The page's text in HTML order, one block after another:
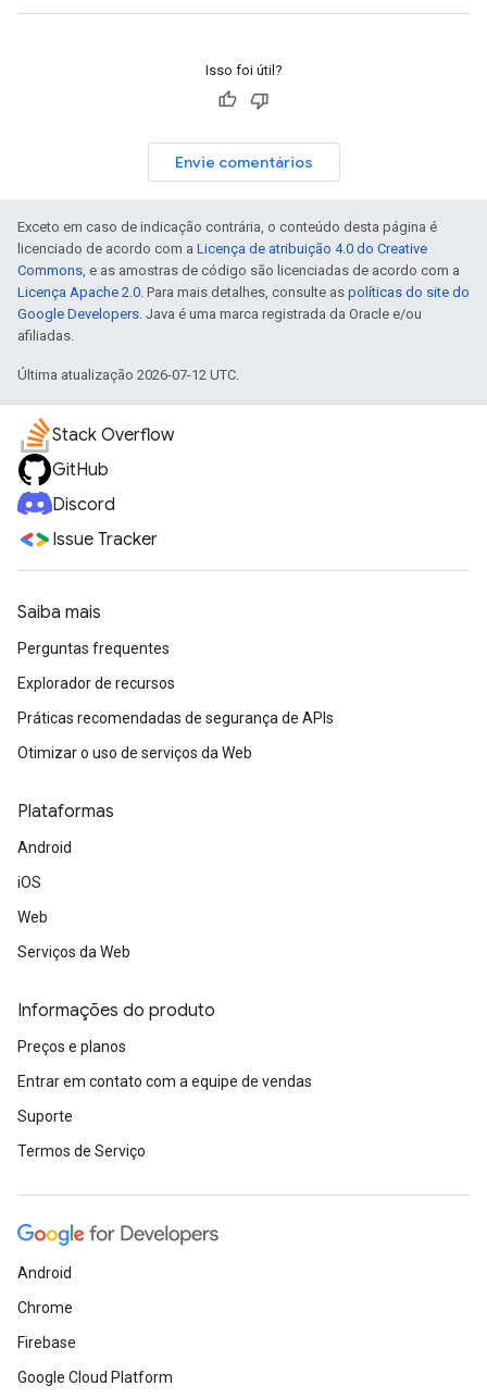
Isso foi útil?
Envie comentários
Exceto em caso de indicação contrária, o conteúdo desta página é
licenciado de acordo com a Licença de atribuição 4.0 do Creative
Commons, e as amostras de código são licenciadas de acordo com a
Licença Apache 2.0. Para mais detalhes, consulte as políticas do site do
Google Developers. Java é uma marca registrada da Oracle e/ou
afiliadas.
Última atualização 2026-07-12 UTC.
Stack Overflow
GitHub
Discord
Issue Tracker
Saiba mais
Perguntas frequentes
Explorador de recursos
Práticas recomendadas de segurança de APIs
Otimizar o uso de serviços da Web
Plataformas
Android
iOS
Web
Serviços da Web
Informações do produto
Preços e planos
Entrar em contato com a equipe de vendas
Suporte
Termos de Serviço
Android
Chrome
Firebase
Google Cloud Platform